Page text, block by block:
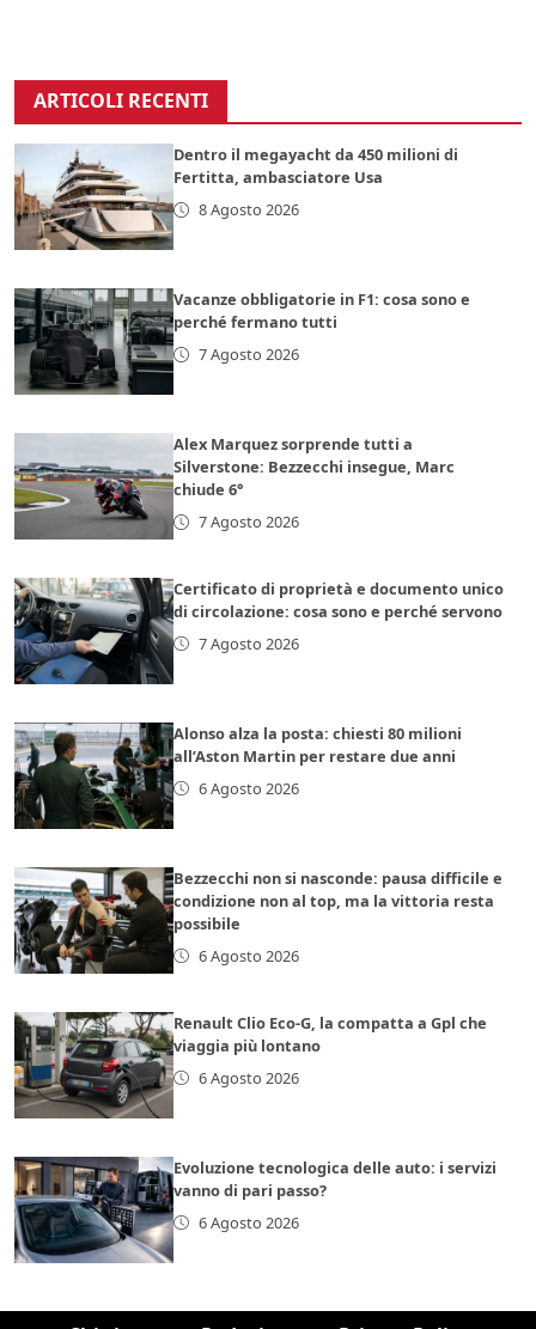
ARTICOLI RECENTI
Dentro il megayacht da 450 milioni di
Fertitta, ambasciatore Usa
8 Agosto 2026
Vacanze obbligatorie in F1: cosa sono e
perché fermano tutti
7 Agosto 2026
Alex Marquez sorprende tutti a
Silverstone: Bezzecchi insegue, Marc
chiude 6°
7 Agosto 2026
Certificato di proprietà e documento unico
di circolazione: cosa sono e perché servono
7 Agosto 2026
Alonso alza la posta: chiesti 80 milioni
all’Aston Martin per restare due anni
6 Agosto 2026
Bezzecchi non si nasconde: pausa difficile e
condizione non al top, ma la vittoria resta
possibile
6 Agosto 2026
Renault Clio Eco-G, la compatta a Gpl che
viaggia più lontano
6 Agosto 2026
Evoluzione tecnologica delle auto: i servizi
vanno di pari passo?
6 Agosto 2026